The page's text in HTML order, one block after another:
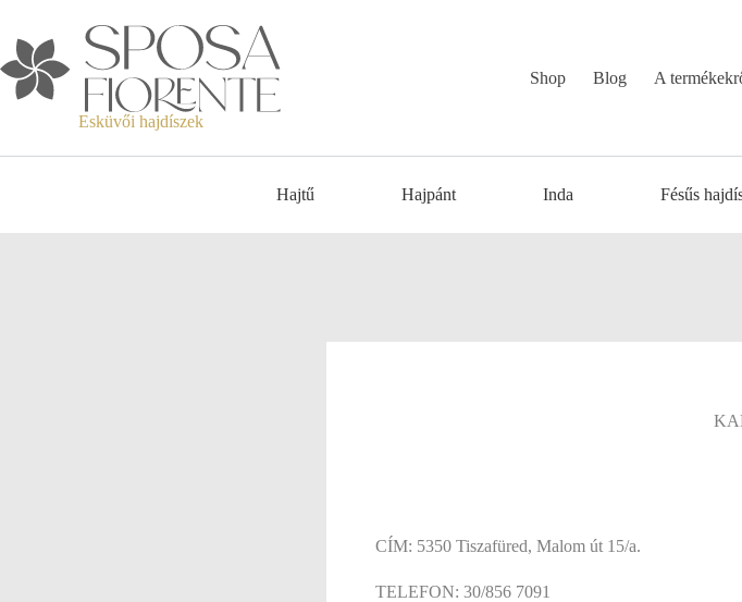
Esküvői hajdíszek
Shop Blog A
Hajtű Hajpánt Inda Fésűs
CÍM: 5350 Tiszafüred, Malom út 15/a.
TELEFON: 30/856 7091